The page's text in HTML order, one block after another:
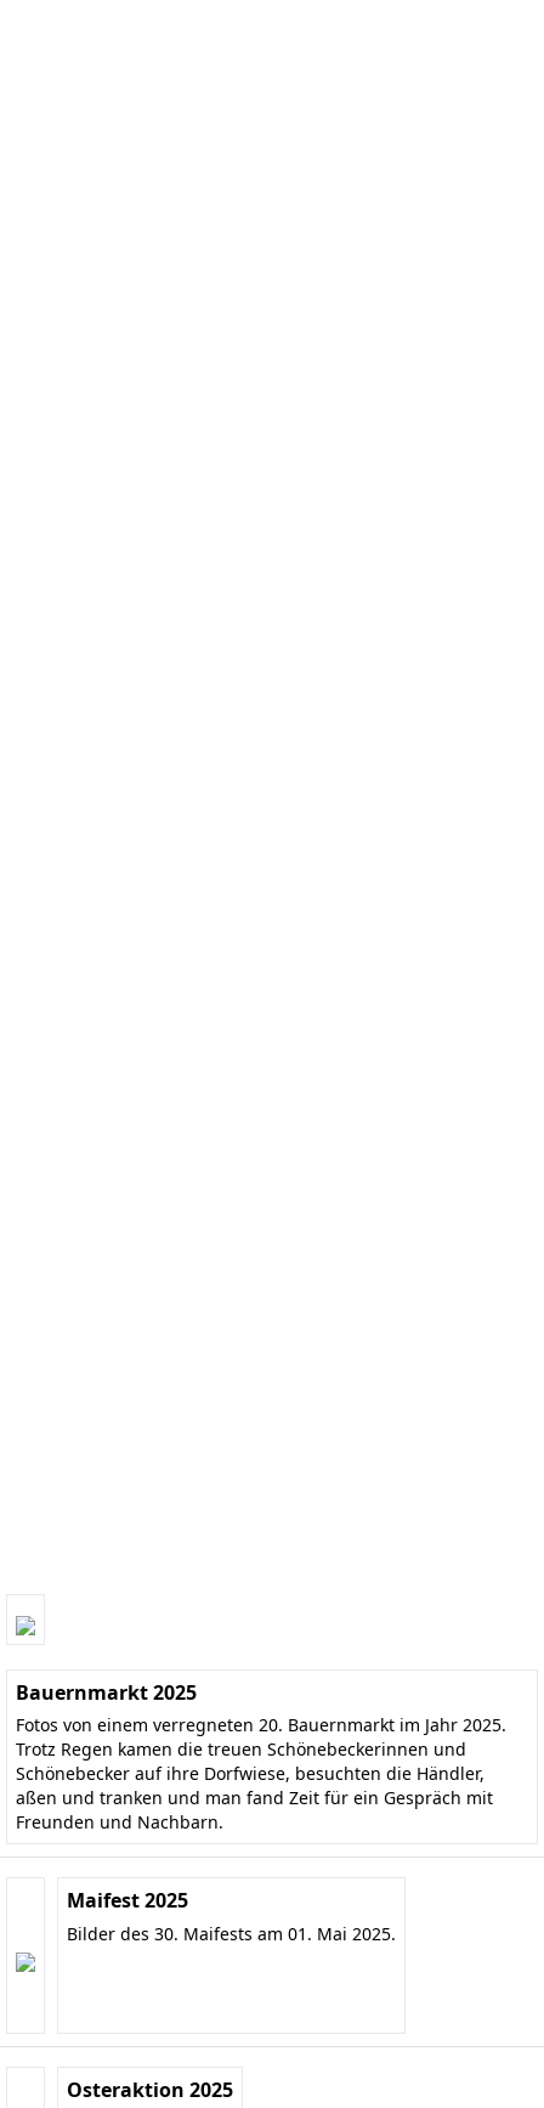
Bauernmarkt 2025
Fotos von einem verregneten 20. Bauernmarkt im Jahr 2025.
Trotz Regen kamen die treuen Schönebeckerinnen und
Schönebecker auf ihre Dorfwiese, besuchten die Händler,
aßen und tranken und man fand Zeit für ein Gespräch mit
Freunden und Nachbarn.
Maifest 2025
Bilder des 30. Maifests am 01. Mai 2025.
Osteraktion 2025